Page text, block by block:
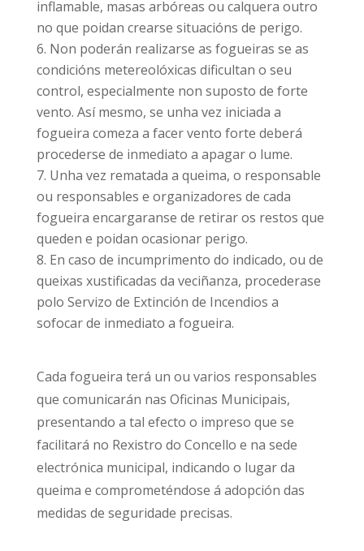
inflamable, masas arbóreas ou calquera outro
no que poidan crearse situacións de perigo.
Non poderán realizarse as fogueiras se as
condicións metereolóxicas dificultan o seu
control, especialmente non suposto de forte
vento. Así mesmo, se unha vez iniciada a
fogueira comeza a facer vento forte deberá
procederse de inmediato a apagar o lume.
Unha vez rematada a queima, o responsable
ou responsables e organizadores de cada
fogueira encargaranse de retirar os restos que
queden e poidan ocasionar perigo.
En caso de incumprimento do indicado, ou de
queixas xustificadas da veciñanza, procederase
polo Servizo de Extinción de Incendios a
sofocar de inmediato a fogueira.
Cada fogueira terá un ou varios responsables
que comunicarán nas Oficinas Municipais,
presentando a tal efecto o impreso que se
facilitará no Rexistro do Concello e na sede
electrónica municipal, indicando o lugar da
queima e comprometéndose á adopción das
medidas de seguridade precisas.